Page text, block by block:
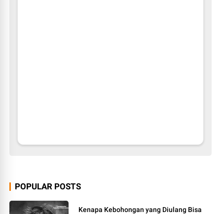
POPULAR POSTS
Kenapa Kebohongan yang Diulang Bisa